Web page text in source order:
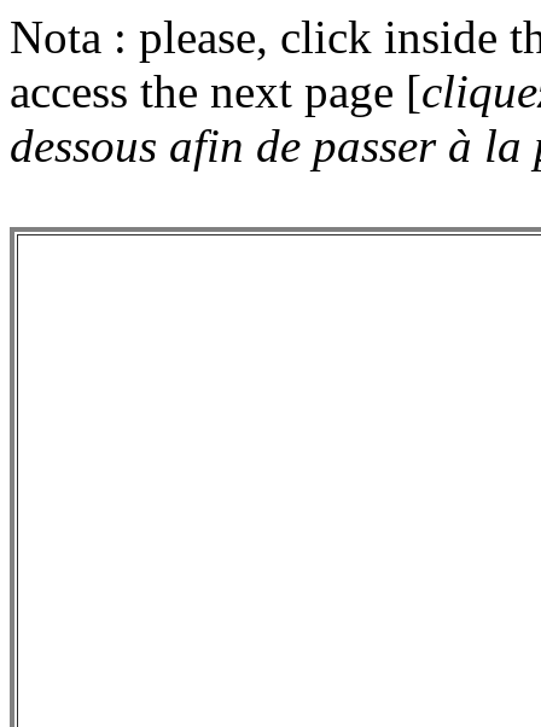
Nota : please, click inside
access the next page [
dessous afin de passer à la